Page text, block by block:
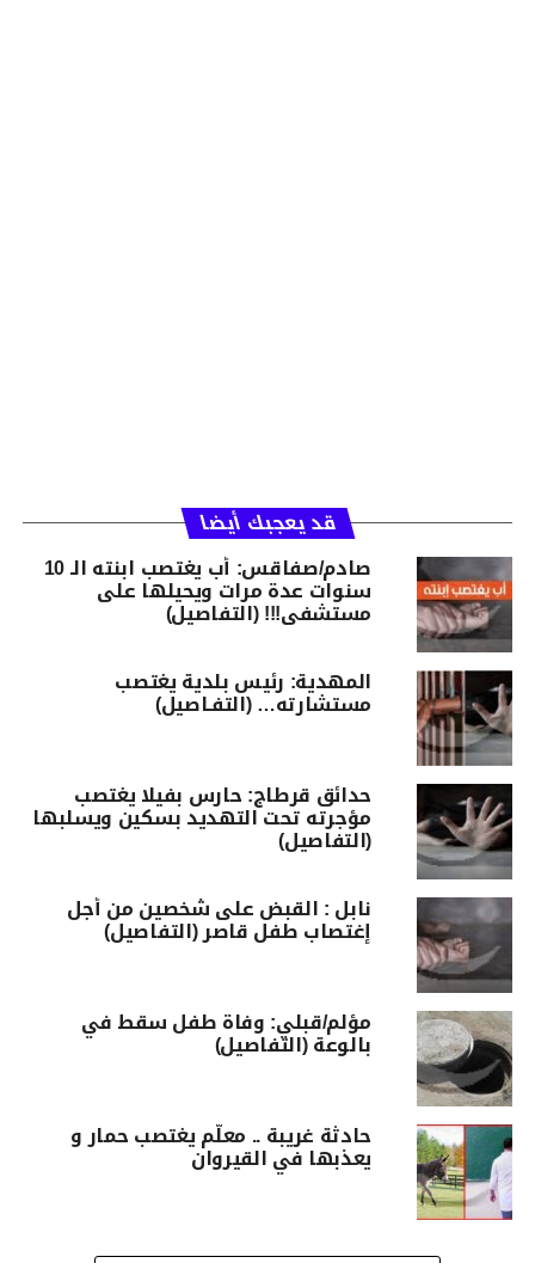
قد يعجبك أيضا
صادم/صفاقس: أب يغتصب ابنته الـ 10
سنوات عدة مرات ويحيلها على
مستشفى!!! (التفاصيل)
المهدية: رئيس بلدية يغتصب
مستشارته… (التفـاصيل)
حدائق قرطاج: حارس بفيلا يغتصب
مؤجرته تحت التهديد بسكين ويسلبها
(التفاصيل)
نابل : القبض على شخصين من أجل
إغتصاب طفل قاصر (التفاصيل)
مؤلم/قبلي: وفاة طفل سقط في
بالوعة (التفاصيل)
حادثة غريبة .. معلّم يغتصب حمار و
يعذبها في القيروان